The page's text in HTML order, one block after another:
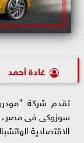
غادة أحمد
تقدم شركة "مودرن
الاقتصادية